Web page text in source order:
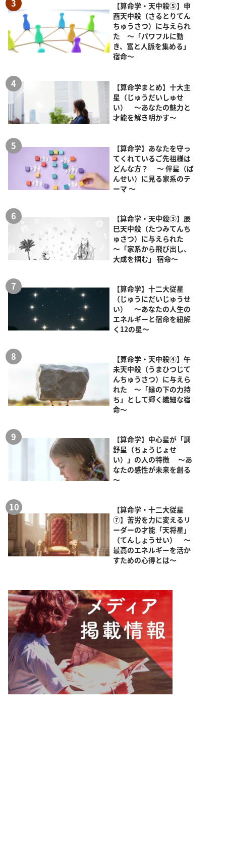
【算命学・天中殺⑤】申
酉天中殺（さるとりてん
ちゅうさつ）に与えられ
た ～「パワフルに動
き、富と人脈を集める」
宿命～
【算命学まとめ】十大主
星（じゅうだいしゅせ
い） ～あなたの魅力と
才能を解き明かす～
【算命学】あなたを守っ
てくれているご先祖様は
どんな方？ ～ 伴星（ば
んせい）に見る家系のテ
ーマ ～
【算命学・天中殺③】辰
巳天中殺（たつみてんち
ゅさつ）に与えられた
～「家系から飛び出し、
大成を掴む」 宿命～
【算命学】十二大従星
（じゅうにだいじゅうせ
い） ～あなたの人生の
エネルギーと宿命を紐解
く12の星～
【算命学・天中殺④】午
未天中殺（うまひつじて
んちゅうさつ）に与えら
れた ～「縁の下の力持
ち」として輝く繊細な宿
命～
【算命学】中心星が「調
舒星（ちょうじょせ
い）」の人の特徴 ～あ
なたの感性が未来を創る
～
【算命学・十二大従星
⑦】苦労を力に変えるリ
ーダーの才能「天将星」
（てんしょうせい） ～
最高のエネルギーを活か
すための心得とは～